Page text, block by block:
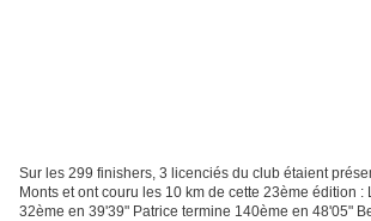
Sur les 299 finishers, 3 licenciés du club étaient
Monts et ont couru les 10 km de cette 23ème édition :
32ème en 39'39" Patrice termine 140ème en 48'05"